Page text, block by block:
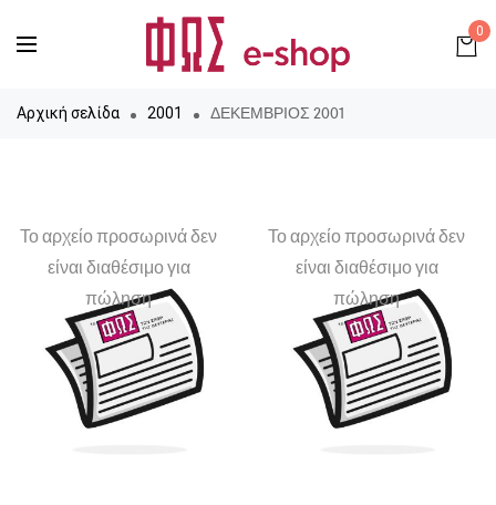
0
Αρχική σελίδα 2001 ΔΕΚΕΜΒΡΙΟΣ 2001
Το αρχείο προσωρινά δεν
είναι διαθέσιμο για
πώληση
Το αρχείο προσωρινά δεν
είναι διαθέσιμο για
πώληση